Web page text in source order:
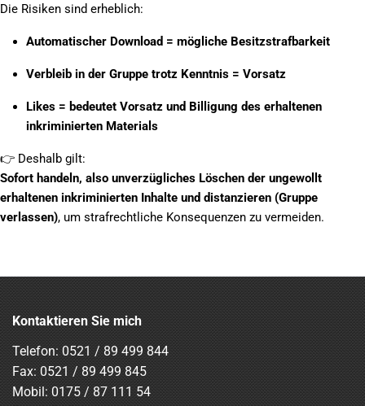
Die Risiken sind erheblich:
Automatischer Download = mögliche Besitzstrafbarkeit
Verbleib in der Gruppe trotz Kenntnis = Vorsatz
Likes = bedeutet Vorsatz und Billigung des erhaltenen
inkriminierten Materials
👉 Deshalb gilt:
Sofort handeln, also unverzügliches Löschen der ungewollt
erhaltenen inkriminierten Inhalte und distanzieren (Gruppe
verlassen), um strafrechtliche Konsequenzen zu vermeiden.
Kontaktieren Sie mich
Telefon: 0521 / 89 499 844
Fax: 0521 / 89 499 845
Mobil: 0175 / 87 111 54